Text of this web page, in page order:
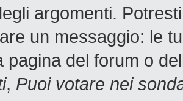
argomenti.
un messaggio: le
pagina del forum o
, Puoi votare nei